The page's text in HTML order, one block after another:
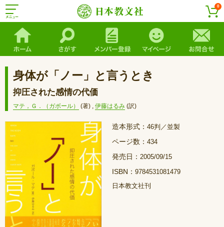
0
身体が「ノー」と言うとき
抑圧された感情の代価
マテ，Ｇ．（ガボール） (著) , 伊藤はるみ (訳)
造本形式： 46判／並製
ページ数： 434
発売日： 2005/09/15
ISBN： 9784531081479
日本教文社刊